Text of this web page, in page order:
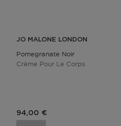
JO MALONE LONDON
Pomegranate Noir
Crème Pour Le Corps
94,00 €